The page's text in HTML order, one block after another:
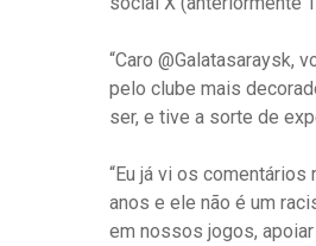
“Caro @Galatasaraysk,
pelo clube mais
ser, e tive a sorte de
“Eu já vi os
anos e ele não é um
em nossos jogos,